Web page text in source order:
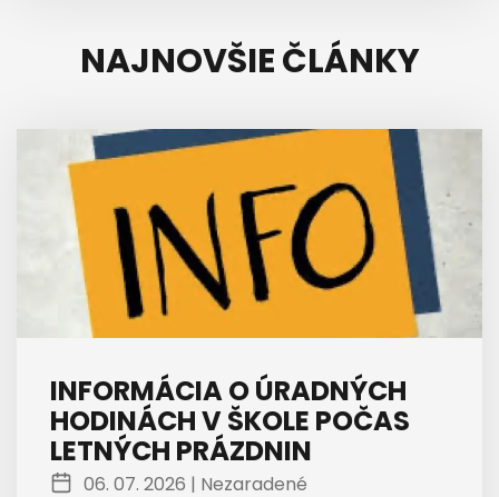
NAJNOVŠIE ČLÁNKY
INFORMÁCIA O ÚRADNÝCH
HODINÁCH V ŠKOLE POČAS
LETNÝCH PRÁZDNIN
06. 07. 2026 | Nezaradené